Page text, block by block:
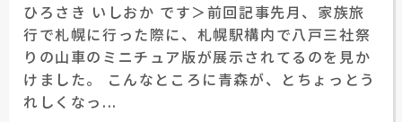
ひろさき いしおか です＞前回記事先月、家族旅
行で札幌に行った際に、札幌駅構内で八戸三社祭
りの山車のミニチュア版が展示されてるのを見か
けました。 こんなところに青森が、とちょっとう
れしくなっ...